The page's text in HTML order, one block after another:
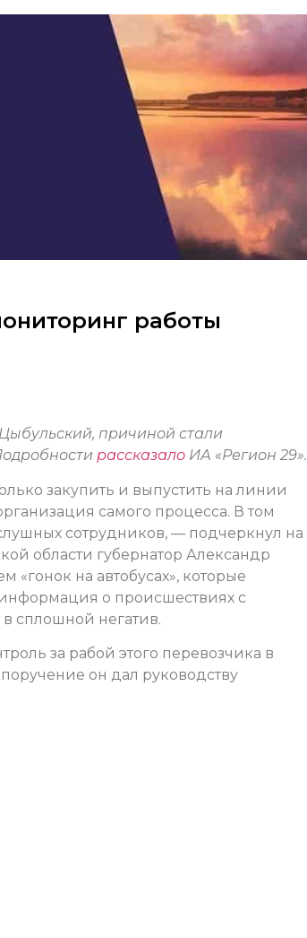
работы
причиной стали
рассказало ИА «Регион 29».
закупить и выпустить на линии
самого процесса. В том
сотрудников, — подчеркнул на
области губернатор Александр
на автобусах», которые
о происшествиях с
сплошной негатив.
за рабой этого перевозчика в
он дал руководству